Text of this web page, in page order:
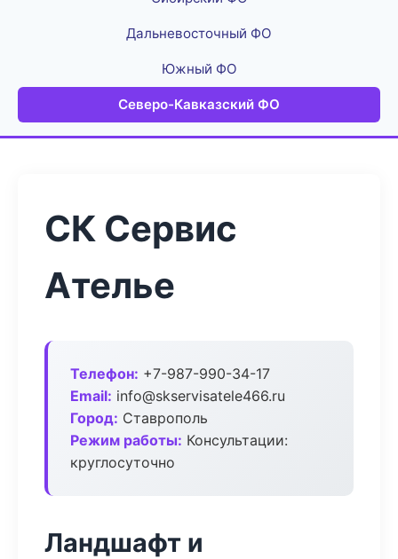
Дальневосточный ФО
Южный ФО
Северо-Кавказский ФО
СК Сервис
Ателье
Телефон: +7-987-990-34-17
Email: info@skservisatele466.ru
Город: Ставрополь
Режим работы: Консультации:
круглосуточно
Ландшафт и